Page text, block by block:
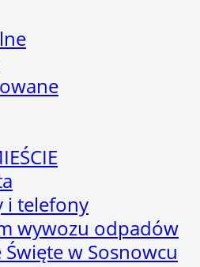
i telefony
wywozu odpadów
Święte w Sosnowcu